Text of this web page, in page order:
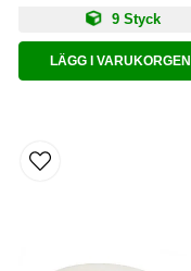
9 Styck
LÄGG I VARUKORGEN